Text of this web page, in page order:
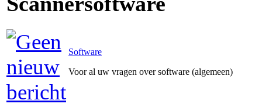
Software
Voor al uw vragen over software (algemeen)